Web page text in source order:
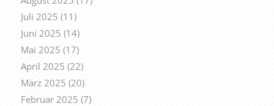
Juli 2025 (11)
Juni 2025 (14)
Mai 2025 (17)
April 2025 (22)
März 2025 (20)
Februar 2025 (7)